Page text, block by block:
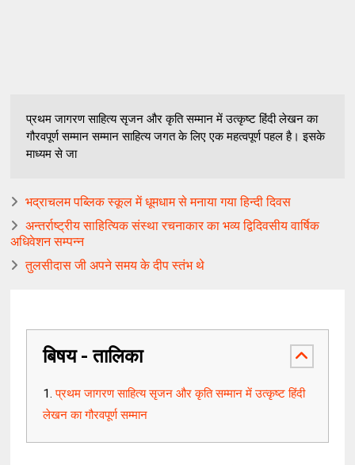
प्रथम जागरण साहित्य सृजन और कृति सम्मान में उत्कृष्ट हिंदी लेखन का
गौरवपूर्ण सम्मान सम्मान साहित्य जगत के लिए एक महत्वपूर्ण पहल है। इसके
माध्यम से जा
भद्राचलम पब्लिक स्कूल में धूमधाम से मनाया गया हिन्दी दिवस
अन्तर्राष्ट्रीय साहित्यिक संस्था रचनाकार का भव्य द्विदिवसीय वार्षिक
अधिवेशन सम्पन्न
तुलसीदास जी अपने समय के दीप स्तंभ थे
बिषय - तालिका
प्रथम जागरण साहित्य सृजन और कृति सम्मान में उत्कृष्ट हिंदी
लेखन का गौरवपूर्ण सम्मान